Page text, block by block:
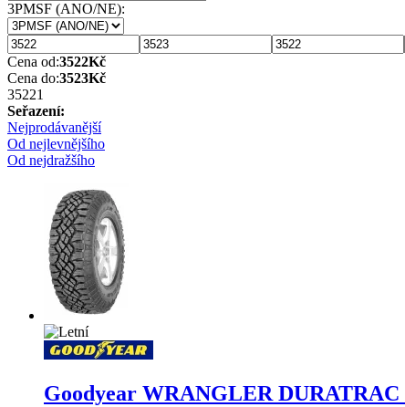
3PMSF (ANO/NE):
Cena od:3522Kč
Cena do:3523Kč
35221
Seřazení:
Nejprodávanější
Od nejlevnějšího
Od nejdražšího
Goodyear WRANGLER DURATRAC